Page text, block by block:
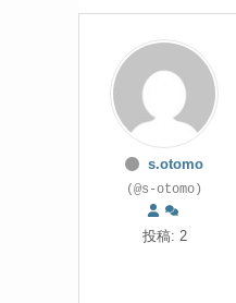
s.otomo
(@s-otomo)
投稿: 2